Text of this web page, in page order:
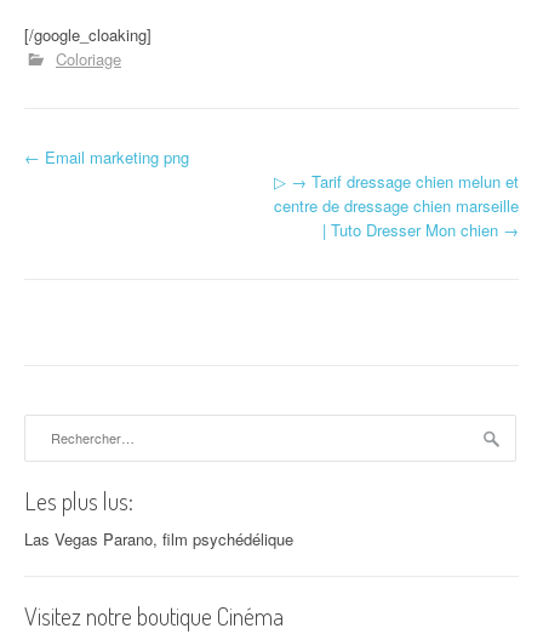
[/google_cloaking]
Coloriage
Navigation d'article
← Email marketing png
▷ → Tarif dressage chien melun et
centre de dressage chien marseille
| Tuto Dresser Mon chien →
Les plus lus:
Las Vegas Parano, film psychédélique
Visitez notre boutique Cinéma